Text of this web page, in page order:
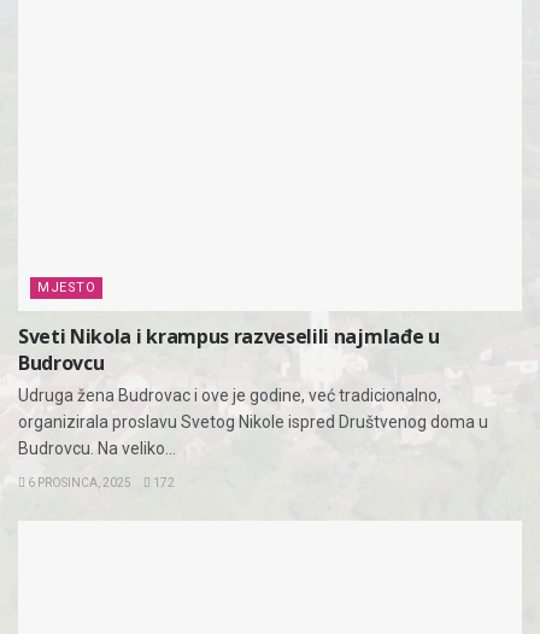
MJESTO
Sveti Nikola i krampus razveselili najmlađe u
Budrovcu
Udruga žena Budrovac i ove je godine, već tradicionalno,
organizirala proslavu Svetog Nikole ispred Društvenog doma u
Budrovcu. Na veliko...
6 PROSINCA, 2025 172